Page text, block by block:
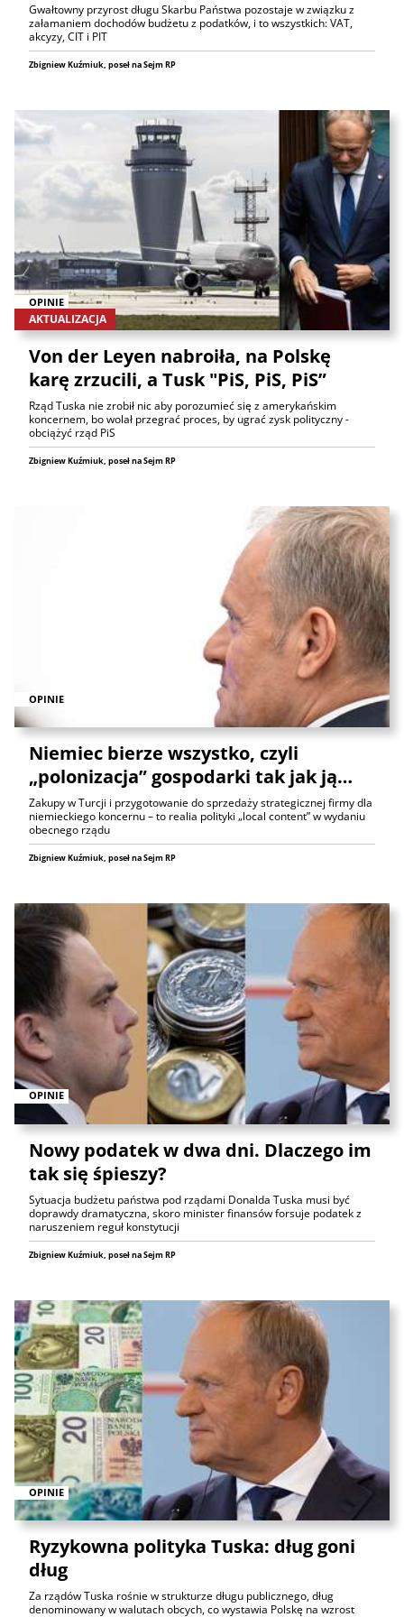
Gwałtowny przyrost długu Skarbu Państwa pozostaje w związku z
załamaniem dochodów budżetu z podatków, i to wszystkich: VAT,
akcyzy, CIT i PIT
Zbigniew Kuźmiuk, poseł na Sejm RP
OPINIE
AKTUALIZACJA
Von der Leyen nabroiła, na Polskę
karę zrzucili, a Tusk "PiS, PiS, PiS”
Rząd Tuska nie zrobił nic aby porozumieć się z amerykańskim
koncernem, bo wolał przegrać proces, by ugrać zysk polityczny -
obciążyć rząd PiS
Zbigniew Kuźmiuk, poseł na Sejm RP
OPINIE
Niemiec bierze wszystko, czyli
„polonizacja” gospodarki tak jak ją…
Zakupy w Turcji i przygotowanie do sprzedaży strategicznej firmy dla
niemieckiego koncernu – to realia polityki „local content” w wydaniu
obecnego rządu
Zbigniew Kuźmiuk, poseł na Sejm RP
OPINIE
Nowy podatek w dwa dni. Dlaczego im
tak się śpieszy?
Sytuacja budżetu państwa pod rządami Donalda Tuska musi być
doprawdy dramatyczna, skoro minister finansów forsuje podatek z
naruszeniem reguł konstytucji
Zbigniew Kuźmiuk, poseł na Sejm RP
OPINIE
Ryzykowna polityka Tuska: dług goni
dług
Za rządów Tuska rośnie w strukturze długu publicznego, dług
denominowany w walutach obcych, co wystawia Polskę na wzrost